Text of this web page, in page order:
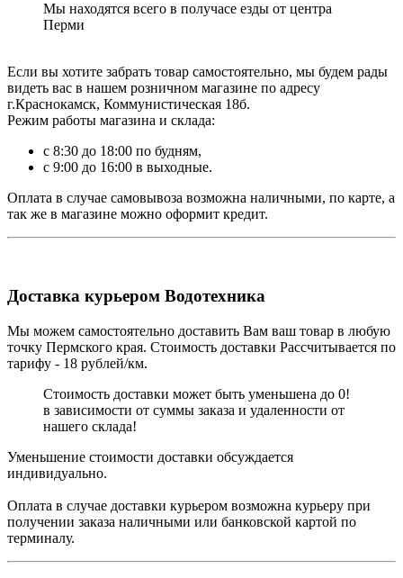
Мы находятся всего в получасе езды от центра
Перми
Если вы хотите забрать товар самостоятельно, мы будем рады
видеть вас в нашем розничном магазине по адресу
г.Краснокамск, Коммунистическая 18б.
Режим работы магазина и склада:
с 8:30 до 18:00 по будням,
с 9:00 до 16:00 в выходные.
Оплата в случае самовывоза возможна наличными, по карте, а
так же в магазине можно оформит кредит.
Доставка курьером Водотехника
Мы можем самостоятельно доставить Вам ваш товар в любую
точку Пермского края. Стоимость доставки Рассчитывается по
тарифу - 18 рублей/км.
Стоимость доставки может быть уменьшена до 0!
в зависимости от суммы заказа и удаленности от
нашего склада!
Уменьшение стоимости доставки обсуждается
индивидуально.
Оплата в случае доставки курьером возможна курьеру при
получении заказа наличными или банковской картой по
терминалу.